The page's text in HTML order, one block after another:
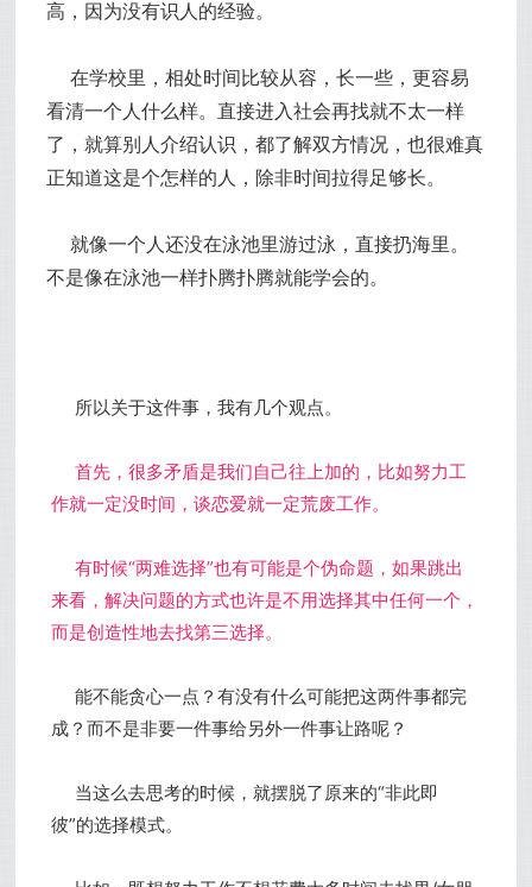
高，因为没有识人的经验。
在学校里，相处时间比较从容，长一些，更容易
看清一个人什么样。直接进入社会再找就不太一样
了，就算别人介绍认识，都了解双方情况，也很难真
正知道这是个怎样的人，除非时间拉得足够长。
就像一个人还没在泳池里游过泳，直接扔海里。
不是像在泳池一样扑腾扑腾就能学会的。
所以关于这件事，我有几个观点。
首先，很多矛盾是我们自己往上加的，比如努力工
作就一定没时间，谈恋爱就一定荒废工作。
有时候“两难选择”也有可能是个伪命题，如果跳出
来看，解决问题的方式也许是不用选择其中任何一个，
而是创造性地去找第三选择。
能不能贪心一点？有没有什么可能把这两件事都完
成？而不是非要一件事给另外一件事让路呢？
当这么去思考的时候，就摆脱了原来的“非此即
彼”的选择模式。